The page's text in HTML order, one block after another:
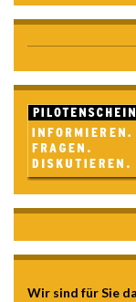
Wir sind für Sie